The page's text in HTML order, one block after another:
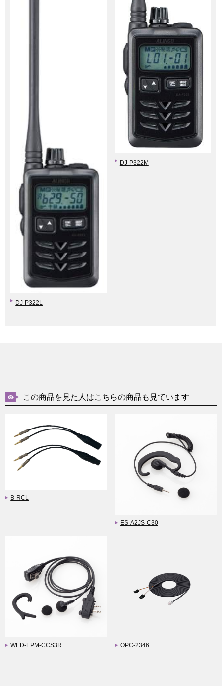
DJ-P322L
DJ-P322M
この商品を見た人はこちらの商品も見ています
B-RCL
ES-A2JS-C30
WED-EPM-CCS3R OPC-2346